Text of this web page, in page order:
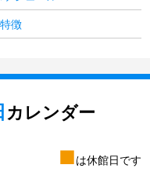
徴
カレンダー
■は休館日です